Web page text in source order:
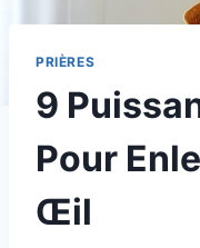
PRIÈRES
9
Pour
Œil